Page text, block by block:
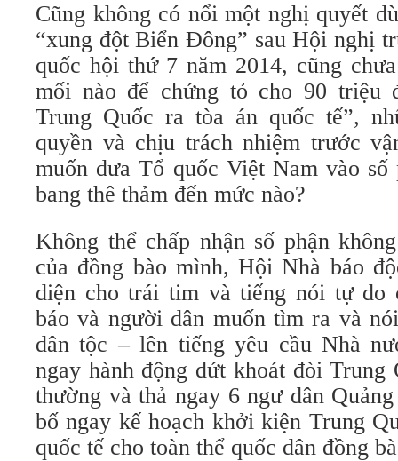
Cũng không có nổi một nghị quyết
“xung đột Biển Đông” sau Hội nghị
quốc hội thứ 7 năm 2014, cũng
mối nào để chứng tỏ cho 90 triệu
Trung Quốc ra tòa án quốc tế”,
quyền và chịu trách nhiệm trước
muốn đưa Tổ quốc Việt Nam vào số
bang thê thảm đến mức nào?
Không thể chấp nhận số phận
của đồng bào mình, Hội Nhà báo
diện cho trái tim và tiếng nói tự do
báo và người dân muốn tìm ra và
dân tộc – lên tiếng yêu cầu Nhà
ngay hành động dứt khoát đòi
thường và thả ngay 6 ngư dân
bố ngay kế hoạch khởi kiện Trung
quốc tế cho toàn thể quốc dân đồng